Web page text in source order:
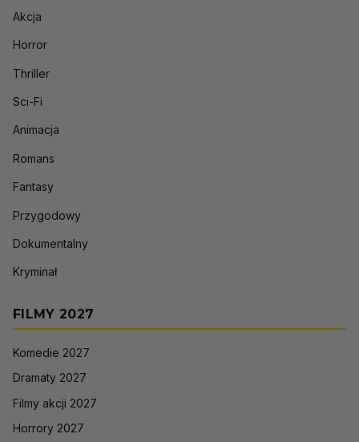
Akcja
Horror
Thriller
Sci-Fi
Animacja
Romans
Fantasy
Przygodowy
Dokumentalny
Kryminał
FILMY 2027
Komedie 2027
Dramaty 2027
Filmy akcji 2027
Horrory 2027